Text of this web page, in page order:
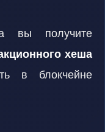
вы получите
хеша
в блокчейне